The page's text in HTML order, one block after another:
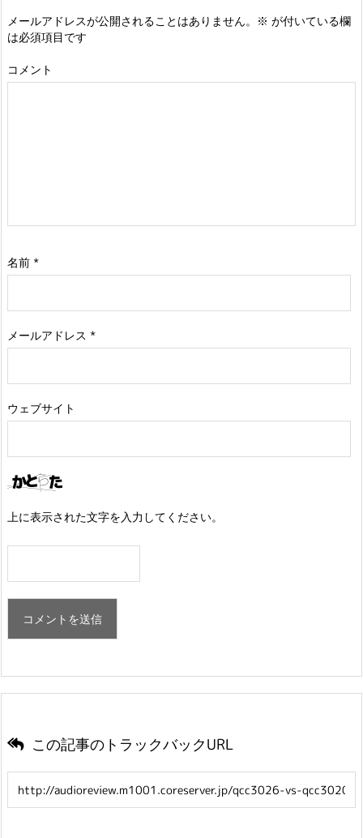
メールアドレスが公開されることはありません。 ※ が付いている欄
は必須項目です
コメント
名前 *
メールアドレス *
ウェブサイト
上に表示された文字を入力してください。
この記事のトラックバックURL